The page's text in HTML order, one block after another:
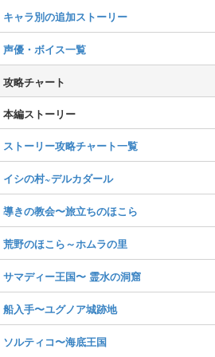
キャラ別の追加ストーリー
声優・ボイス一覧
攻略チャート
本編ストーリー
ストーリー攻略チャート一覧
イシの村~デルカダール
導きの教会〜旅立ちのほこら
荒野のほこら～ホムラの里
サマディー王国〜 霊水の洞窟
船入手〜ユグノア城跡地
ソルティコ〜海底王国